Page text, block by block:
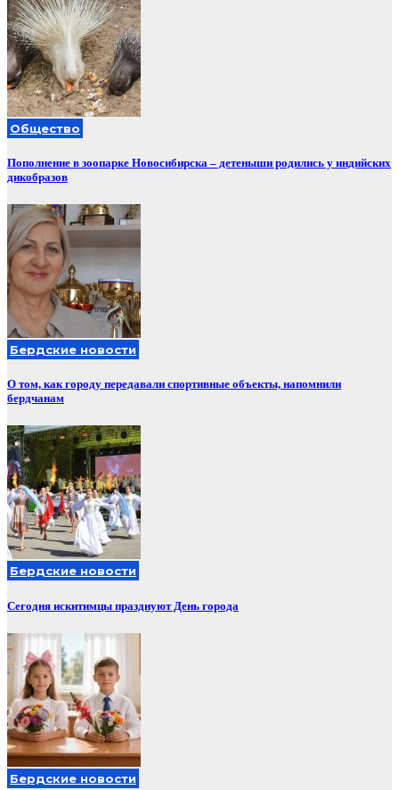
Общество
Пополнение в зоопарке Новосибирска – детеныши родились у индийских
дикобразов
Бердские новости
О том, как городу передавали спортивные объекты, напомнили
бердчанам
Бердские новости
Сегодня искитимцы празднуют День города
Бердские новости